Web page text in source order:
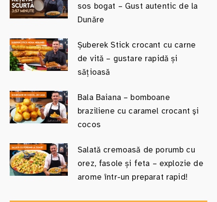
sos bogat – Gust autentic de la
Dunăre
Șuberek Stick crocant cu carne
de vită – gustare rapidă și
sățioasă
Bala Baiana – bomboane
braziliene cu caramel crocant şi
cocos
Salată cremoasă de porumb cu
orez, fasole și feta – explozie de
arome într-un preparat rapid!